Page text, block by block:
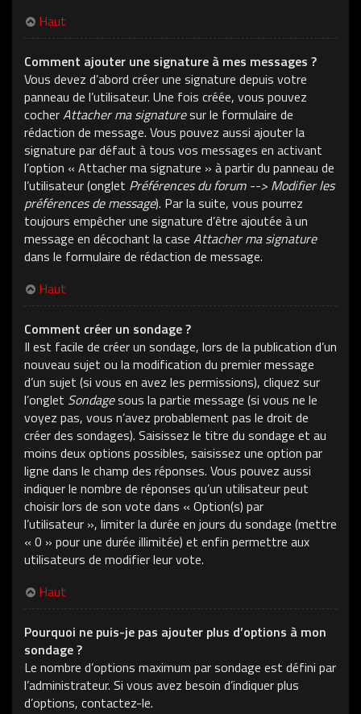
Haut
Comment ajouter une signature à mes messages ?
Vous devez d’abord créer une signature depuis votre
panneau de l’utilisateur. Une fois créée, vous pouvez
cocherAttacher ma signaturesur le formulaire de
rédaction de message. Vous pouvez aussi ajouter la
signature par défaut à tous vos messages en activant
l’option « Attacher ma signature » à partir du panneau de
l’utilisateur (onglet Préférences du forum --> Modifier les
préférences de message). Par la suite, vous pourrez
toujours empêcher une signature d’être ajoutée à un
message en décochant la case Attacher ma signature
dans le formulaire de rédaction de message.
Haut
Comment créer un sondage ?
Il est facile de créer un sondage, lors de la publication d’un
nouveau sujet ou la modification du premier message
d’un sujet (si vous en avez les permissions), cliquez sur
l’onglet Sondagesous la partie message (si vous ne le
voyez pas, vous n’avez probablement pas le droit de
créer des sondages). Saisissez le titre du sondage et au
moins deux options possibles, saisissez une option par
ligne dans le champ des réponses. Vous pouvez aussi
indiquer le nombre de réponses qu’un utilisateur peut
choisir lors de son vote dans « Option(s) par
l’utilisateur », limiter la durée en jours du sondage (mettre
« 0 » pour une durée illimitée) et enfin permettre aux
utilisateurs de modifier leur vote.
Haut
Pourquoi ne puis-je pas ajouter plus d’options à mon
sondage ?
Le nombre d’options maximum par sondage est défini par
l’administrateur. Si vous avez besoin d’indiquer plus
d’options, contactez-le.